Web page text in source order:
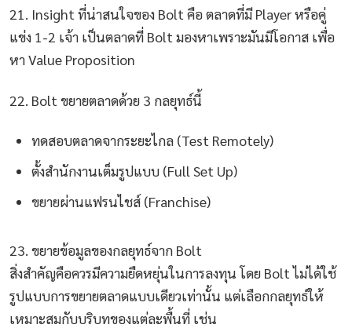
21. Insight ที่น่าสนใจของ Bolt คือ ตลาดที่มี Player หรือคู่
แข่ง 1-2 เจ้า เป็นตลาดที่ Bolt มองหาเพราะมันมีโอกาส เพื่อ
หา Value Proposition
22. Bolt ขยายตลาดด้วย 3 กลยุทธ์นี้
ทดสอบตลาดจากระยะไกล (Test Remotely)
ตั้งสำนักงานเต็มรูปแบบ (Full Set Up)
ขยายผ่านแฟรนไชส์ (Franchise)
23. ขยายข้อมูลของกลยุทธ์จาก Bolt
สิ่งสำคัญคือควรมีความยืดหยุ่นในการลงทุน โดย Bolt ไม่ได้ใช้
รูปแบบการขยายตลาดแบบเดียวเท่านั้น แต่เลือกกลยุทธ์ให้
เหมาะสมกับบริบทของแต่ละพื้นที่ เช่น